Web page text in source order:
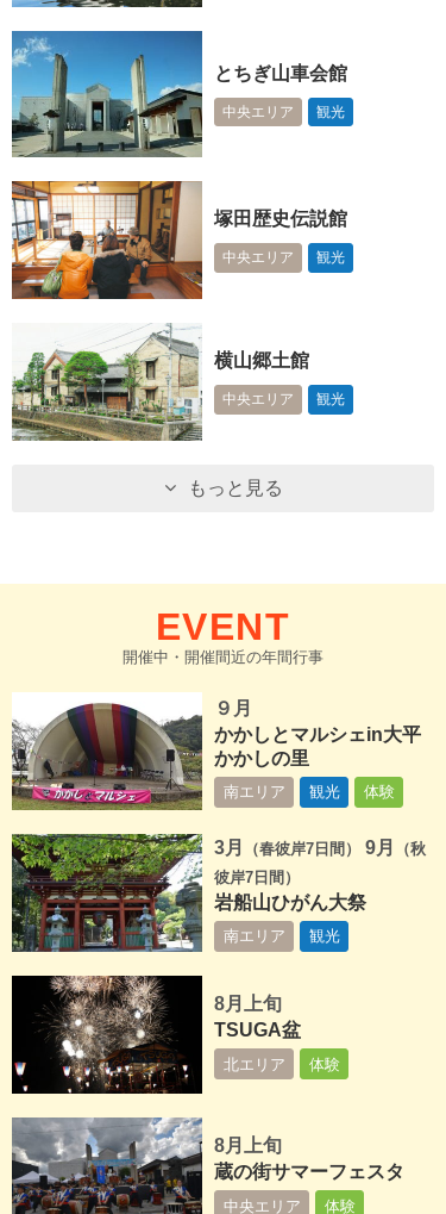
とちぎ山車会館
中央エリア 観光
塚田歴史伝説館
中央エリア 観光
横山郷土館
中央エリア 観光
もっと見る
EVENT
開催中・開催間近の年間行事
９月
かかしとマルシェin大平
かかしの里
南エリア 観光 体験
3月 （春彼岸7日間） 9月
（秋
彼岸7日間）
岩船山ひがん大祭
南エリア 観光
8月上旬
TSUGA盆
北エリア 体験
8月上旬
蔵の街サマーフェスタ
中央エリア 体験